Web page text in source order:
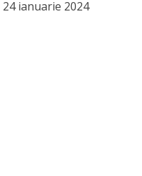
24 ianuarie 2024